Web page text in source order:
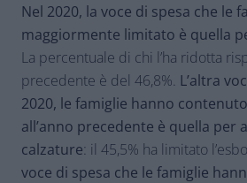
Nel 2020, la voce di spesa che le
maggiormente limitato è quella
La percentuale di chi l’ha ridotta
precedente è del 46,8%. L’altra
2020, le famiglie hanno
all’anno precedente è quella per
calzature: il 45,5% ha limitato
voce di spesa che le famiglie